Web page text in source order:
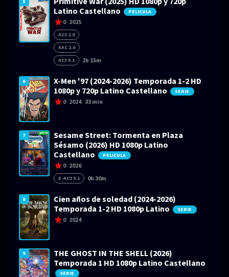
Latino Castellano
PELICULA
0 2025
AC3 2.0
AAC 2.0
AC3 5.1
2h 15m
6
X-Men '97 (2024-2026) Temporada 1-2 HD
1080p y 720p Latino Castellano
SERIE
0 2024 33 min
7
Sesame Street: Tormenta en Plaza
Sésamo (2026) HD 1080p Latino
Castellano
PELICULA
0 2026
E-AC3 5.1 0h 30m
8
Cien años de soledad (2024-2026)
Temporada 1-2 HD 1080p Latino
SERIE
0 2024
9
THE GHOST IN THE SHELL (2026)
Temporada 1 HD 1080p Latino Castellano
SERIE